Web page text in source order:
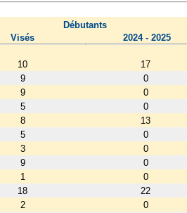
Débutants
Visés 2024 - 2025
10
17
9
0
9
0
5
0
8
13
5
0
3
0
9
0
1
0
18
22
2
0